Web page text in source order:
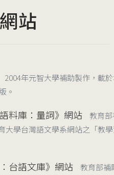
站
2004年元智大學補助製作，載
。
料庫：量詞》網站
教育
大學台灣語文學系網站之「教
台語文庫》網站
教育部補